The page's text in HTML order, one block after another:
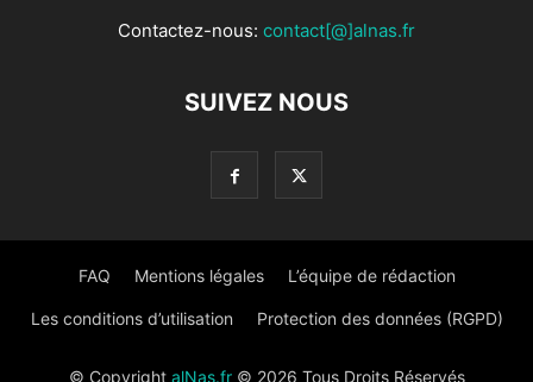
Contactez-nous: contact[@]alnas.fr
SUIVEZ NOUS
FAQ Mentions légales L’équipe de rédaction
Les conditions d’utilisation Protection des données (RGPD)
© Copyright alNas.fr© 2026 Tous Droits Réservés